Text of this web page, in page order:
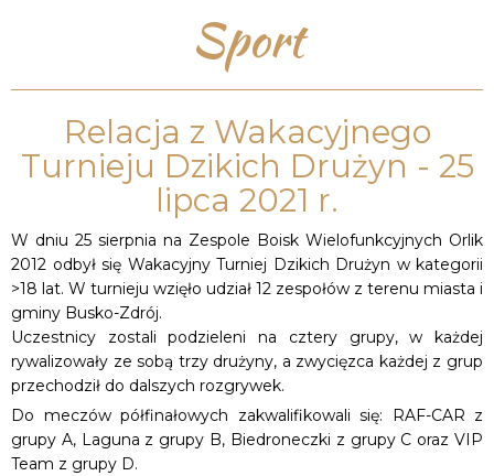
Sport
Relacja z Wakacyjnego
Turnieju Dzikich Drużyn - 25
lipca 2021 r.
W dniu 25 sierpnia na Zespole Boisk Wielofunkcyjnych Orlik
2012 odbył się Wakacyjny Turniej Dzikich Drużyn w kategorii
>18 lat. W turnieju wzięło udział 12 zespołów z terenu miasta i
gminy Busko-Zdrój.
Uczestnicy zostali podzieleni na cztery grupy, w każdej
rywalizowały ze sobą trzy drużyny, a zwycięzca każdej z grup
przechodził do dalszych rozgrywek.
Do meczów półfinałowych zakwalifikowali się: RAF-CAR z
grupy A, Laguna z grupy B, Biedroneczki z grupy C oraz VIP
Team z grupy D.